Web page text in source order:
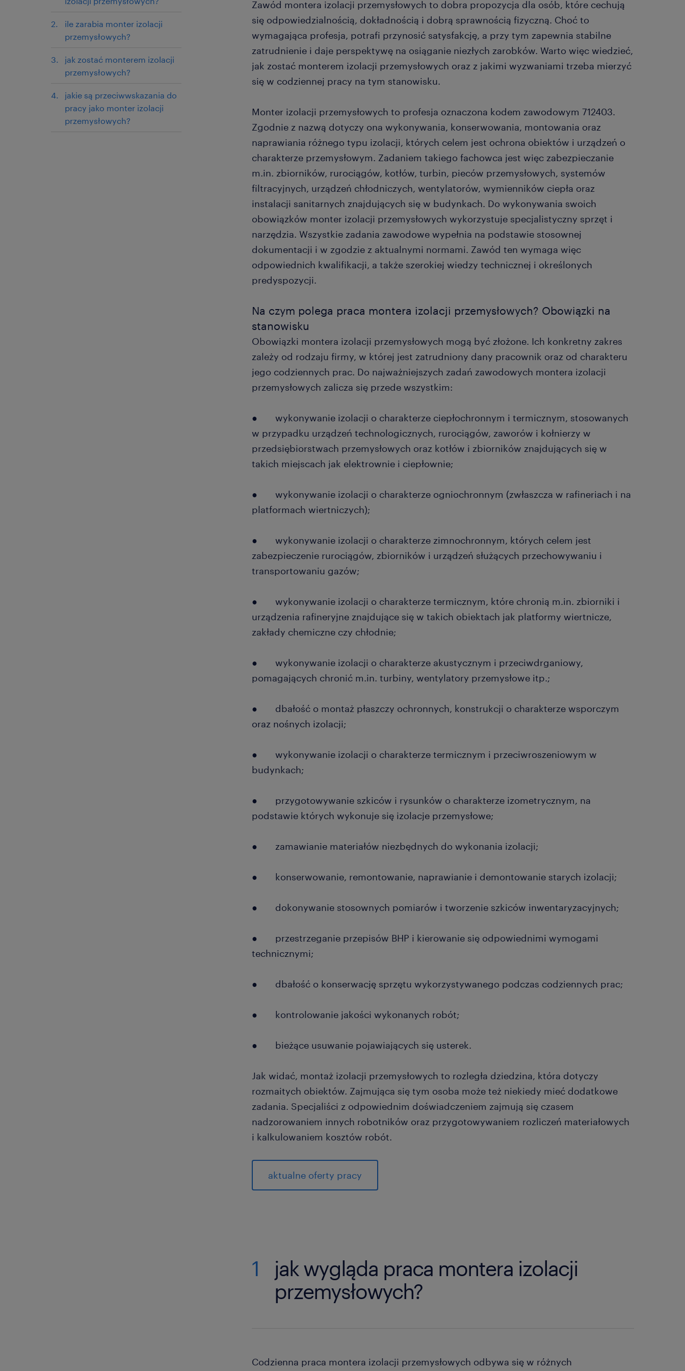
ile zarabia monter izolacji
przemysłowych?
jak zostać monterem izolacji
przemysłowych?
jakie są przeciwwskazania do
pracy jako monter izolacji
przemysłowych?
Zawód montera izolacji przemysłowych to dobra propozycja dla osób, które cechują
się odpowiedzialnością, dokładnością i dobrą sprawnością fizyczną. Choć to
wymagająca profesja, potrafi przynosić satysfakcję, a przy tym zapewnia stabilne
zatrudnienie i daje perspektywę na osiąganie niezłych zarobków. Warto więc wiedzieć,
jak zostać monterem izolacji przemysłowych oraz z jakimi wyzwaniami trzeba mierzyć
się w codziennej pracy na tym stanowisku.
Monter izolacji przemysłowych to profesja oznaczona kodem zawodowym 712403.
Zgodnie z nazwą dotyczy ona wykonywania, konserwowania, montowania oraz
naprawiania różnego typu izolacji, których celem jest ochrona obiektów i urządzeń o
charakterze przemysłowym. Zadaniem takiego fachowca jest więc zabezpieczanie
m.in. zbiorników, rurociągów, kotłów, turbin, pieców przemysłowych, systemów
filtracyjnych, urządzeń chłodniczych, wentylatorów, wymienników ciepła oraz
instalacji sanitarnych znajdujących się w budynkach. Do wykonywania swoich
obowiązków monter izolacji przemysłowych wykorzystuje specjalistyczny sprzęt i
narzędzia. Wszystkie zadania zawodowe wypełnia na podstawie stosownej
dokumentacji i w zgodzie z aktualnymi normami. Zawód ten wymaga więc
odpowiednich kwalifikacji, a także szerokiej wiedzy technicznej i określonych
predyspozycji.
Na czym polega praca montera izolacji przemysłowych? Obowiązki na
stanowisku
Obowiązki montera izolacji przemysłowych mogą być złożone. Ich konkretny zakres
zależy od rodzaju firmy, w której jest zatrudniony dany pracownik oraz od charakteru
jego codziennych prac. Do najważniejszych zadań zawodowych montera izolacji
przemysłowych zalicza się przede wszystkim:
● wykonywanie izolacji o charakterze ciepłochronnym i termicznym, stosowanych
w przypadku urządzeń technologicznych, rurociągów, zaworów i kołnierzy w
przedsiębiorstwach przemysłowych oraz kotłów i zbiorników znajdujących się w
takich miejscach jak elektrownie i ciepłownie;
● wykonywanie izolacji o charakterze ogniochronnym (zwłaszcza w rafineriach i na
platformach wiertniczych);
● wykonywanie izolacji o charakterze zimnochronnym, których celem jest
zabezpieczenie rurociągów, zbiorników i urządzeń służących przechowywaniu i
transportowaniu gazów;
● wykonywanie izolacji o charakterze termicznym, które chronią m.in. zbiorniki i
urządzenia rafineryjne znajdujące się w takich obiektach jak platformy wiertnicze,
zakłady chemiczne czy chłodnie;
● wykonywanie izolacji o charakterze akustycznym i przeciwdrganiowy,
pomagających chronić m.in. turbiny, wentylatory przemysłowe itp.;
● dbałość o montaż płaszczy ochronnych, konstrukcji o charakterze wsporczym
oraz nośnych izolacji;
● wykonywanie izolacji o charakterze termicznym i przeciwroszeniowym w
budynkach;
● przygotowywanie szkiców i rysunków o charakterze izometrycznym, na
podstawie których wykonuje się izolacje przemysłowe;
● zamawianie materiałów niezbędnych do wykonania izolacji;
● konserwowanie, remontowanie, naprawianie i demontowanie starych izolacji;
● dokonywanie stosownych pomiarów i tworzenie szkiców inwentaryzacyjnych;
● przestrzeganie przepisów BHP i kierowanie się odpowiednimi wymogami
technicznymi;
● dbałość o konserwację sprzętu wykorzystywanego podczas codziennych prac;
● kontrolowanie jakości wykonanych robót;
● bieżące usuwanie pojawiających się usterek.
Jak widać, montaż izolacji przemysłowych to rozległa dziedzina, która dotyczy
rozmaitych obiektów. Zajmująca się tym osoba może też niekiedy mieć dodatkowe
zadania. Specjaliści z odpowiednim doświadczeniem zajmują się czasem
nadzorowaniem innych robotników oraz przygotowywaniem rozliczeń materiałowych
i kalkulowaniem kosztów robót.
aktualne oferty pracy
1
jak wygląda praca montera izolacji
przemysłowych?
Codzienna praca montera izolacji przemysłowych odbywa się w różnych